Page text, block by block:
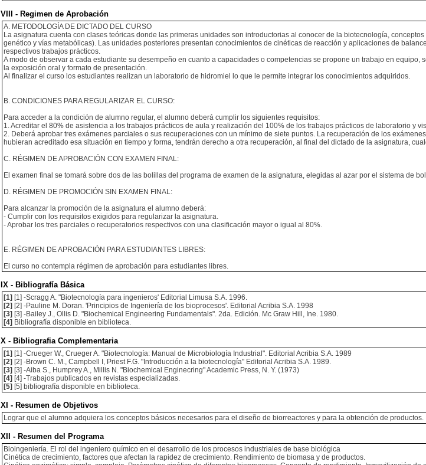
VIII - Regimen de Aprobación
A. METODOLOGÍA DE DICTADO DEL CURSO
La asignatura cuenta con clases teóricas donde las primeras unidades son introductorias al conocer de la biotecnología,
genético y vías metabólicas). Las unidades posteriores presentan conocimientos de cinéticas de reacción y aplicaciones de
respectivos trabajos prácticos.
A modo de observar a cada estudiante su desempeño en cuanto a capacidades o competencias se propone un trabajo en
la exposición oral y formato de presentación.
Al finalizar el curso los estudiantes realizan un laboratorio de hidromiel lo que le permite integrar los conocimientos adquiridos.
B. CONDICIONES PARA REGULARIZAR EL CURSO:
Para acceder a la condición de alumno regular, el alumno deberá cumplir los siguientes requisitos:
1. Acreditar el 80% de asistencia a los trabajos prácticos de aula y realización del 100% de los trabajos prácticos de laboratorio y
2. Deberá aprobar tres exámenes parciales o sus recuperaciones con un mínimo de siete puntos. La recuperación de los
hubieran acreditado esa situación en tiempo y forma, tendrán derecho a otra recuperación, al final del dictado de la asignatura,
C. RÉGIMEN DE APROBACIÓN CON EXAMEN FINAL:
El examen final se tomará sobre dos de las bolillas del programa de examen de la asignatura, elegidas al azar por el sistema de
D. RÉGIMEN DE PROMOCIÓN SIN EXAMEN FINAL:
Para alcanzar la promoción de la asignatura el alumno deberá:
- Cumplir con los requisitos exigidos para regularizar la asignatura.
- Aprobar los tres parciales o recuperatorios respectivos con una clasificación mayor o igual al 80%.
E. RÉGIMEN DE APROBACIÓN PARA ESTUDIANTES LIBRES:
El curso no contempla régimen de aprobación para estudiantes libres.
IX - Bibliografía Básica
[1] [1] -Scragg A. "Biotecnología para ingenieros' Editorial Limusa S.A. 1996.
[2] [2] -Pauline M. Doran. 'Principios de Ingeniería de los bioprocesos'. Editorial Acribia S.A. 1998
[3] [3] -Bailey J., Ollis D. "Biochemical Engineering Fundamentals". 2da. Edición. Mc Graw Hill, Ine. 1980.
[4] Bibliografía disponible en biblioteca.
X - Bibliografia Complementaria
[1] [1] -Crueger W., Crueger A. "Biotecnología: Manual de Microbiología Industrial". Editorial Acribia S.A. 1989
[2] [2] -Brown C. M., Campbell I, Priest F.G. "Introducción a la biotecnología" Editorial Acribia S.A. 1989.
[3] [3] -Aiba S., Humprey A., Millis N. "Biochemical Enginecring" Academic Press, N. Y. (1973)
[4] [4] -Trabajos publicados en revistas especializadas.
[5] [5] bibliografía disponible en biblioteca.
XI - Resumen de Objetivos
Lograr que el alumno adquiera los conceptos básicos necesarios para el diseño de biorreactores y para la obtención de productos.
XII - Resumen del Programa
Bioingeniería. El rol del ingeniero químico en el desarrollo de los procesos industriales de base biológica
Cinética de crecimiento, factores que afectan la rapidez de crecimiento. Rendimiento de biomasa y de productos.